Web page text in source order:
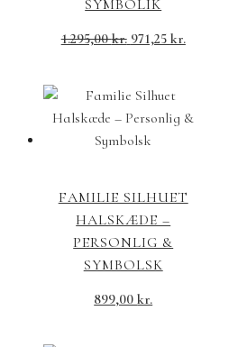
SYMBOLIK
1.295,00kr. 971,25 kr.
FAMILIE SILHUET
HALSKÆDE –
PERSONLIG &
SYMBOLSK
899,00kr.